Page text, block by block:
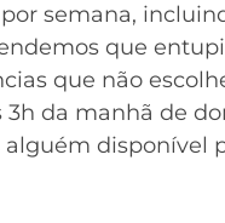
semana,
que
que não
3h da manhã de
disponível